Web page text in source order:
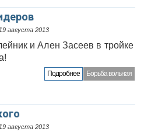
августа 2013
и Ален Засеев в тройке
Борьба вольная
Подробнее
августа 2013